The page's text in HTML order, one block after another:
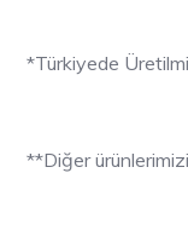
*Türkiyede
**Diğer